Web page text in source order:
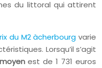
du littoral qui attirent
du M2 àcherbourg varie
Lorsqu’il s’agit
est de 1 731 euros